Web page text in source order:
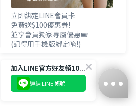
加入LINE官方好友領100優惠券💰
連結 LINE 帳號
立即綁定LINE會員卡
免費送$100優惠券!
並享會員獨家專屬優惠🎟️
(記得用手機版綁定唷!)